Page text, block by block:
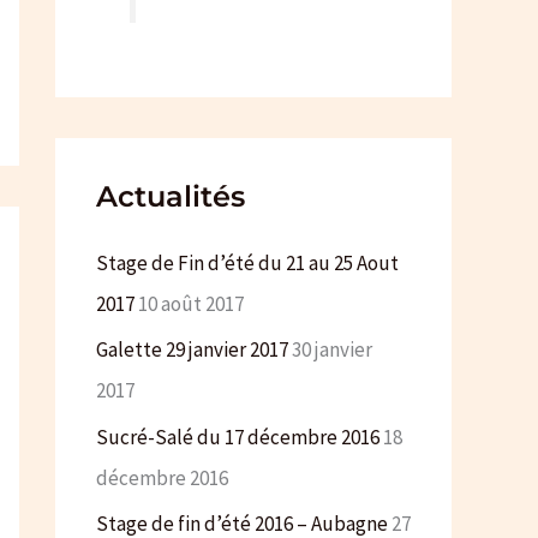
Actualités
Stage de Fin d’été du 21 au 25 Aout
201710 août 2017
Galette 29 janvier 201730 janvier
2017
Sucré-Salé du 17 décembre 201618
décembre 2016
Stage de fin d’été 2016 – Aubagne27